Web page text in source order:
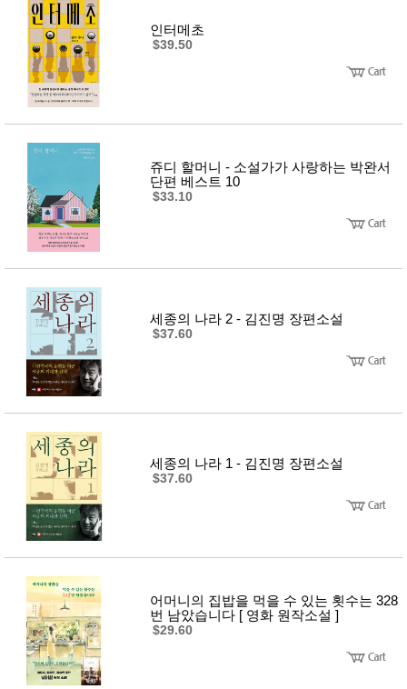
Diet/여
성용품
스킨케
어
메이크
업
헤어케
어/염색
어/향수
장품
미용제
품
주방가
전
계절/생
건강가
전
명품식
기브랜
드
보관용
기
주방소
품
즉석가
공식품
쌀/잡곡/
면류
양념/소
품
농산품
놀이방
매트
DVD
유아 보
드(칠
인터메초
$39.50
쥬디 할머니 - 소설가가 사랑하는 박완서
단편 베스트 10
$33.10
세종의 나라 2 - 김진명 장편소설
$37.60
세종의 나라 1 - 김진명 장편소설
$37.60
어머니의 집밥을 먹을 수 있는 횟수는 328
번 남았습니다 [ 영화 원작소설 ]
$29.60